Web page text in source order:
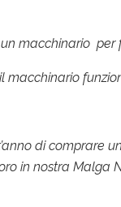
macchinario
macchinario
di comprare
in nostra Malga